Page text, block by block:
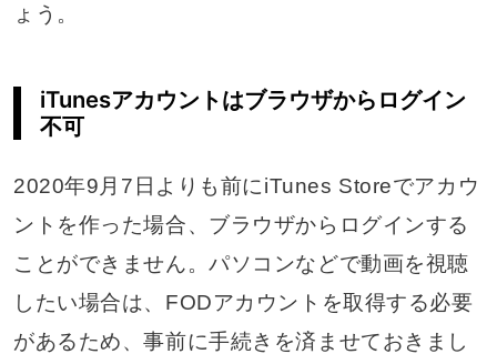
ょう。
iTunesアカウントはブラウザからログイン
不可
2020年9月7日よりも前にiTunes Storeでアカウ
ントを作った場合、ブラウザからログインする
ことができません。パソコンなどで動画を視聴
したい場合は、FODアカウントを取得する必要
があるため、事前に手続きを済ませておきまし